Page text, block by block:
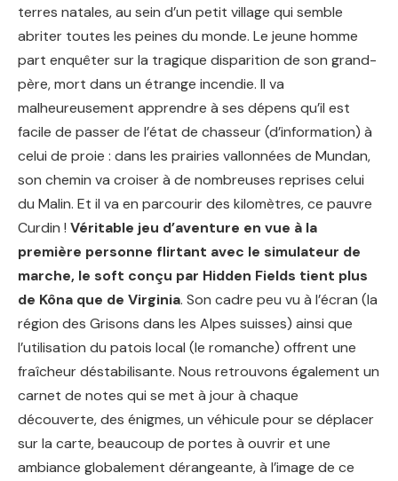
terres natales, au sein d’un petit village qui semble
abriter toutes les peines du monde. Le jeune homme
part enquêter sur la tragique disparition de son grand-
père, mort dans un étrange incendie. Il va
malheureusement apprendre à ses dépens qu’il est
facile de passer de l’état de chasseur (d’information) à
celui de proie : dans les prairies vallonnées de Mundan,
son chemin va croiser à de nombreuses reprises celui
du Malin. Et il va en parcourir des kilomètres, ce pauvre
Curdin ! Véritable jeu d’aventure en vue à la
première personne flirtant avec le simulateur de
marche, le soft conçu par Hidden Fields tient plus
de Kôna que de Virginia. Son cadre peu vu à l’écran (la
région des Grisons dans les Alpes suisses) ainsi que
l’utilisation du patois local (le romanche) offrent une
fraîcheur déstabilisante. Nous retrouvons également un
carnet de notes qui se met à jour à chaque
découverte, des énigmes, un véhicule pour se déplacer
sur la carte, beaucoup de portes à ouvrir et une
ambiance globalement dérangeante, à l’image de ce